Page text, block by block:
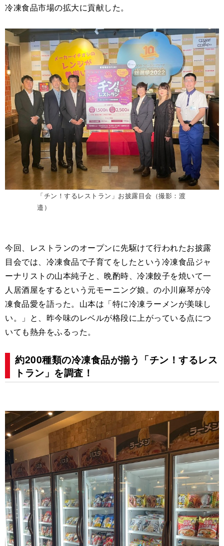
冷凍食品市場の拡大に貢献した。
「チン！するレストラン」お披露目会（撮影：渡
邉）
今回、レストランのオープンに先駆けて行われたお披露
目会では、冷凍食品で子育てをしたという冷凍食品ジャ
ーナリストの山本純子と、晩酌時、冷凍餃子を焼いて一
人居酒屋をするという元モーニング娘。の小川麻琴が冷
凍食品愛を語った。山本は「特に冷凍ラーメンが美味し
い。」と、昨今味のレベルが格段に上がっている点につ
いても熱弁をふるった。
約200種類の冷凍食品が揃う「チン！するレス
トラン」を調査！